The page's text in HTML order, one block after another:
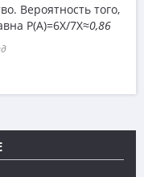
Вероятность того,
P(A)=6X/7X≈0,86